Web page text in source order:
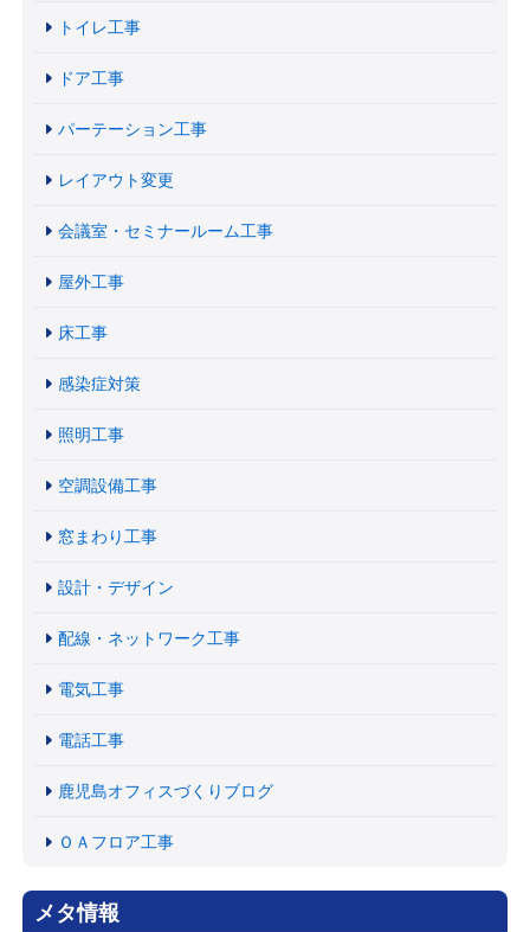
トイレ工事
ドア工事
パーテーション工事
レイアウト変更
会議室・セミナールーム工事
屋外工事
床工事
感染症対策
照明工事
空調設備工事
窓まわり工事
設計・デザイン
配線・ネットワーク工事
電気工事
電話工事
鹿児島オフィスづくりブログ
ＯＡフロア工事
メタ情報